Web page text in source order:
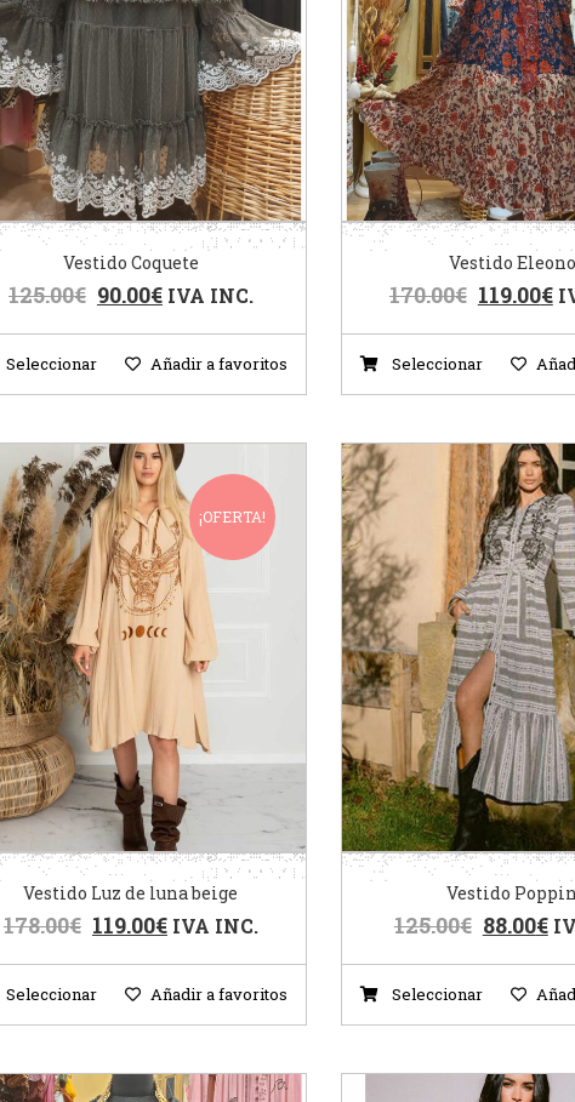
Vestido Coquete
125.00€ 90.00€ IVA INC.
Seleccionar Añadir a favoritos
Vestido
170.00€ 119.00€
Seleccionar
¡OFERTA!
Vestido Luz de luna beige
178.00€ 119.00€ IVA INC.
Seleccionar Añadir a favoritos
Vestido
125.00€ 88.00€
Seleccionar